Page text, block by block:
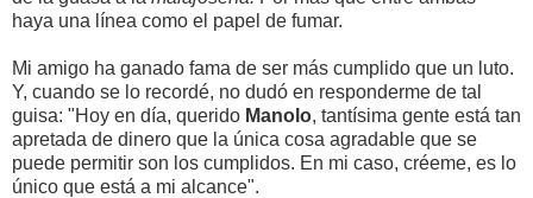
haya una línea como el papel de fumar.
Mi amigo ha ganado fama de ser más cumplido que un luto.
Y, cuando se lo recordé, no dudó en responderme de tal
guisa: "Hoy en día, querido Manolo, tantísima gente está tan
apretada de dinero que la única cosa agradable que se
puede permitir son los cumplidos. En mi caso, créeme, es lo
único que está a mi alcance".